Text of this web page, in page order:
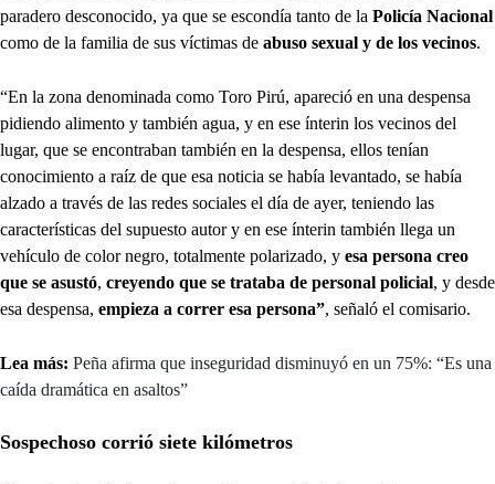
paradero desconocido, ya que se escondía tanto de la Policía Nacional
como de la familia de sus víctimas de abuso sexual y de los vecinos.
“En la zona denominada como Toro Pirú, apareció en una despensa
pidiendo alimento y también agua, y en ese ínterin los vecinos del
lugar, que se encontraban también en la despensa, ellos tenían
conocimiento a raíz de que esa noticia se había levantado, se había
alzado a través de las redes sociales el día de ayer, teniendo las
características del supuesto autor y en ese ínterin también llega un
vehículo de color negro, totalmente polarizado, y esa persona creo
que se asustó, creyendo que se trataba de personal policial, y desde
esa despensa, empieza a correr esa persona”, señaló el comisario.
Lea más: Peña afirma que inseguridad disminuyó en un 75%: “Es una
caída dramática en asaltos”
Sospechoso corrió siete kilómetros